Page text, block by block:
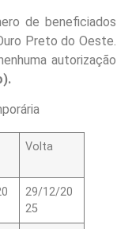
de beneficiados
Preto do Oeste.
autorização
Volta
29/12/20
25